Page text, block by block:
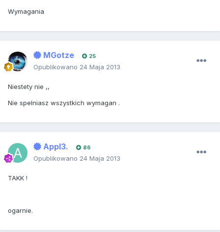
Wymagania
MGotze 25
Opublikowano 24 Maja 2013
Niestety nie ,,
Nie spelniasz wszystkich wymagan .
Appl3. 86
Opublikowano 24 Maja 2013
TAKK !
ogarnie.